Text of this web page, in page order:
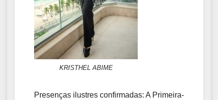
KRISTHEL ABIME
Presenças ilustres confirmadas: A Primeira-